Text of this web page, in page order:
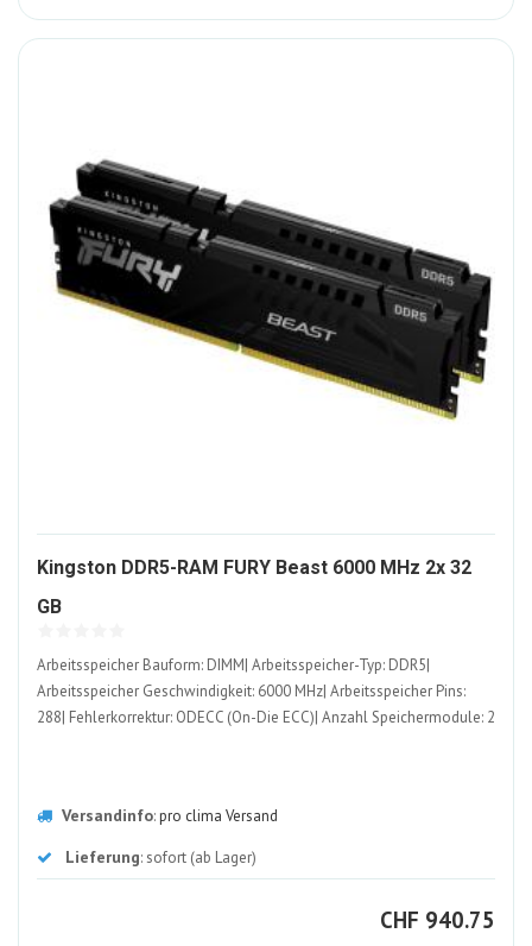
Kingston DDR5-RAM FURY Beast 6000 MHz 2x 32
GB1509453-
Arbeitsspeicher Bauform: DIMM| Arbeitsspeicher-Typ: DDR5|
Arbeitsspeicher Geschwindigkeit: 6000 MHz| Arbeitsspeicher Pins:
288| Fehlerkorrektur: ODECC (On-Die ECC)| Anzahl Speichermodule: 2
Versandinfo:pro clima Versand
Lieferung: sofort (ab Lager)
CHF CHF
940.75